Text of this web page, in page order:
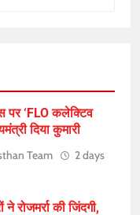
पर ‘FLO कलेक्टिव
दिया कुमारी
Team
2 days
रोजमर्रा की जिंदगी,